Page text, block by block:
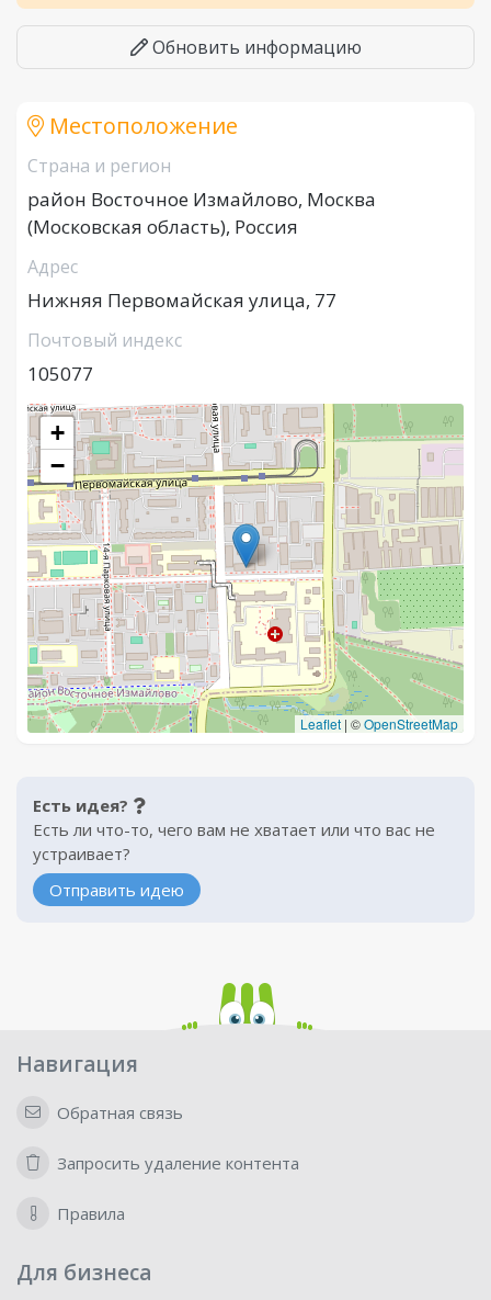
Обновить информацию
Местоположение
Страна и регион
район Восточное Измайлово, Москва
(Московская область), Россия
Адрес
Нижняя Первомайская улица, 77
Почтовый индекс
105077
+
−
Leaflet | ©OpenStreetMap
Есть идея?
Есть ли что-то, чего вам не хватает или что вас не
устраивает?
Отправить идею
Навигация
Обратная связь
Запросить удаление контента
Правила
Для бизнеса